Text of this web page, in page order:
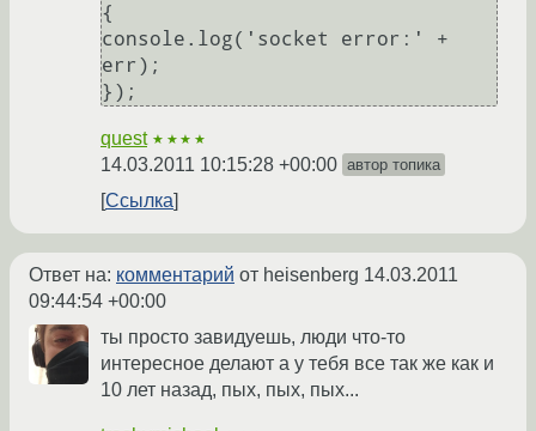
{
console.log('socket error:' +
err);
});
quest ★★★★
14.03.2011 10:15:28 +00:00 автор топика
Ссылка
Ответ на: комментарий от heisenberg 14.03.2011
09:44:54 +00:00
ты просто завидуешь, люди что-то
интересное делают а у тебя все так же как и
10 лет назад, пых, пых, пых...